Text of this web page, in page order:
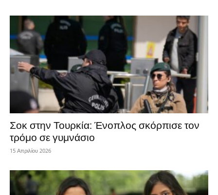
Σοκ στην Τουρκία: Ένοπλος σκόρπισε τον
τρόμο σε γυμνάσιο
15 Απριλίου 2026